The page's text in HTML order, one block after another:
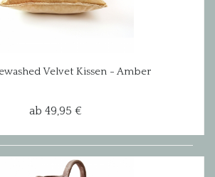
Velvet Kissen - Amber
ab 49,95 €